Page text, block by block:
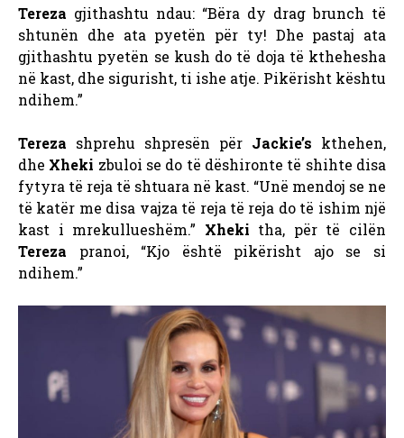
Tereza gjithashtu ndau: “Bëra dy drag brunch të
shtunën dhe ata pyetën për ty! Dhe pastaj ata
gjithashtu pyetën se kush do të doja të kthehesha
në kast, dhe sigurisht, ti ishe atje. Pikërisht kështu
ndihem.”
Tereza shprehu shpresën për Jackie’s kthehen,
dhe Xheki zbuloi se do të dëshironte të shihte disa
fytyra të reja të shtuara në kast. “Unë mendoj se ne
të katër me disa vajza të reja të reja do të ishim një
kast i mrekullueshëm.” Xheki tha, për të cilën
Tereza pranoi, “Kjo është pikërisht ajo se si
ndihem.”